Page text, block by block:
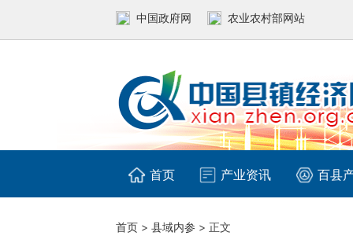
中国政府网 农业农村部网站
首页 产业资讯 百县
首页 > 县域内参 > 正文